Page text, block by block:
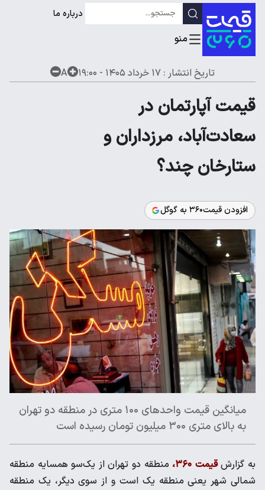
درباره ما
تاریخ انتشار : ۱۷ خرداد ۱۴۰۵ - ۱۹:۰۰ A
قیمت آپارتمان در
سعادت‌آباد، مرزداران و
ستارخان چند؟
افزودن قیمت۳۶۰ به گوگل
میانگین قیمت واحدهای ۱۰۰ متری در منطقه دو تهران
به بالای متری ۳۰۰ میلیون تومان رسیده است
به گزارشقیمت ۳۶۰،
منطقه‌ دو تهران از یک‌سو همسایه منطقه
شمالی شهر یعنی منطقه یک است و از سوی دیگر، یک منطقه